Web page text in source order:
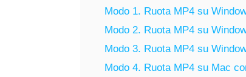
Modo 1. Ruota MP4 su
Modo 2. Ruota MP4 su
Modo 3. Ruota MP4 su
Modo 4. Ruota MP4 su Mac